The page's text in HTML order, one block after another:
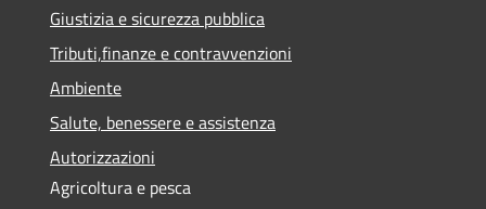
Giustizia e sicurezza pubblica
Tributi,finanze e contravvenzioni
Ambiente
Salute, benessere e assistenza
Autorizzazioni
Agricoltura e pesca